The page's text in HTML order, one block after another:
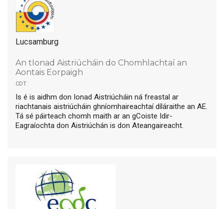
Lucsamburg
An tIonad Aistriúcháin do Chomhlachtaí an
Aontais Eorpaigh
cdt
Is é is aidhm don Ionad Aistriúcháin ná freastal ar
riachtanais aistriúcháin ghníomhaireachtaí díláraithe an AE.
Tá sé páirteach chomh maith ar an gCoiste Idir-
Eagraíochta don Aistriúchán is don Ateangaireacht.